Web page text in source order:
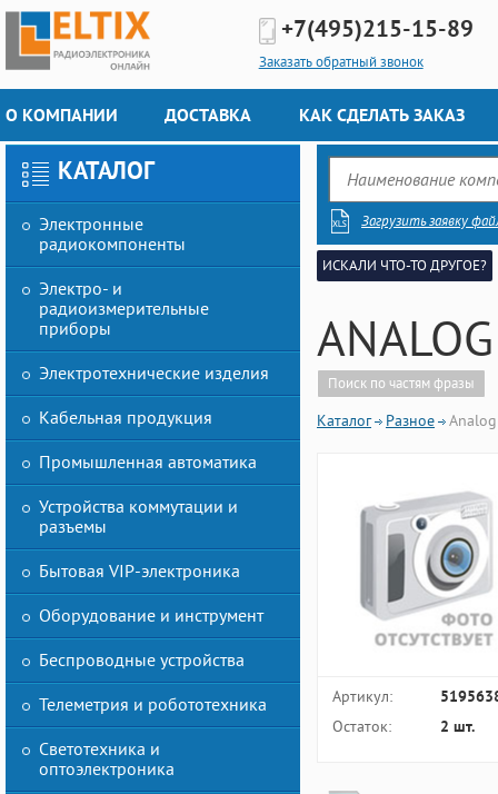
+7(495)215-15-89
Заказать обратный звонок
О КОМПАНИИ ДОСТАВКА КАК СДЕЛАТЬ ЗАКАЗ
КАТАЛОГ
Электронные
радиокомпоненты
Электро- и
радиоизмерительные
приборы
Электротехнические изделия
Кабельная продукция
Промышленная автоматика
Устройства коммутации и
разъемы
Бытовая VIP-электроника
Оборудование и инструмент
Беспроводные устройства
Телеметрия и робототехника
Светотехника и
оптоэлектроника
Загрузить заявку
ИСКАЛИ ЧТО-ТО ДРУГОЕ?
Поиск по частям фразы
Каталог Разное
Артикул:
Остаток: 2 шт.